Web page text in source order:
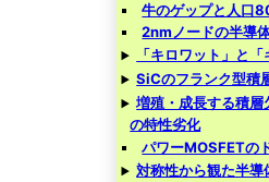
牛のゲップと人口
2nmノードの半導
「キロワット」と「
SiCのフランク型積
増殖・成長する積
の特性劣化
パワーMOSFETの
対称性から観た半導